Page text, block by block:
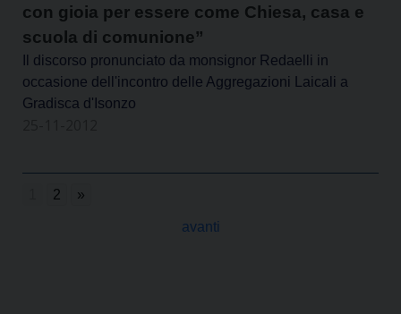
con gioia per essere come Chiesa, casa e
scuola di comunione”
Il discorso pronunciato da monsignor Redaelli in
occasione dell'incontro delle Aggregazioni Laicali a
Gradisca d'Isonzo
2 »
avanti